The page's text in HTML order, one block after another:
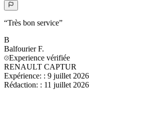
“Très bon service”
B
Balfourier F.
Experience vérifiée
RENAULT CAPTUR
Expérience: : 9 juillet 2026
Rédaction: : 11 juillet 2026